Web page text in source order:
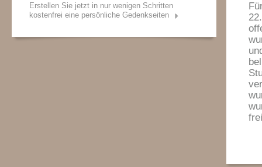
Erstellen Sie jetzt in nur wenigen Schritten
kostenfrei eine persönliche Gedenkseiten